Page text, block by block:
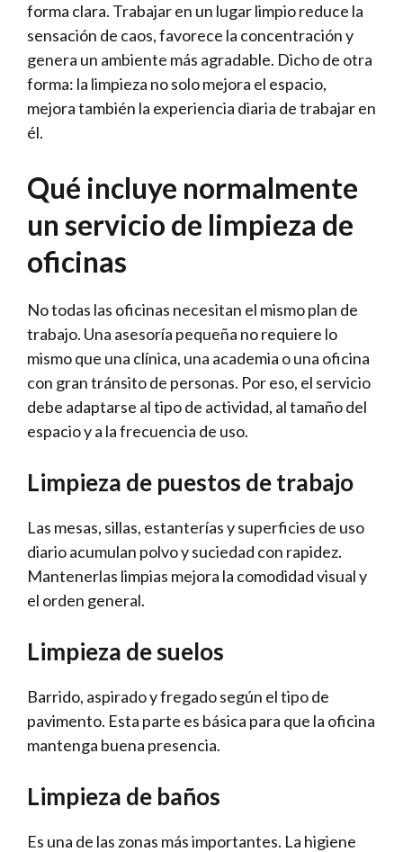
forma clara. Trabajar en un lugar limpio reduce la
sensación de caos, favorece la concentración y
genera un ambiente más agradable. Dicho de otra
forma: la limpieza no solo mejora el espacio,
mejora también la experiencia diaria de trabajar en
él.
Qué incluye normalmente
un servicio de limpieza de
oficinas
No todas las oficinas necesitan el mismo plan de
trabajo. Una asesoría pequeña no requiere lo
mismo que una clínica, una academia o una oficina
con gran tránsito de personas. Por eso, el servicio
debe adaptarse al tipo de actividad, al tamaño del
espacio y a la frecuencia de uso.
Limpieza de puestos de trabajo
Las mesas, sillas, estanterías y superficies de uso
diario acumulan polvo y suciedad con rapidez.
Mantenerlas limpias mejora la comodidad visual y
el orden general.
Limpieza de suelos
Barrido, aspirado y fregado según el tipo de
pavimento. Esta parte es básica para que la oficina
mantenga buena presencia.
Limpieza de baños
Es una de las zonas más importantes. La higiene